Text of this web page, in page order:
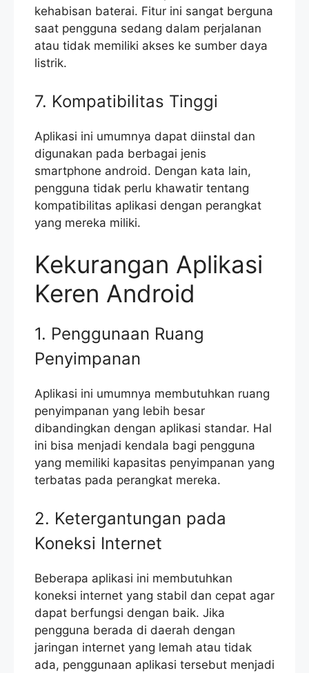
kehabisan baterai. Fitur ini sangat berguna
saat pengguna sedang dalam perjalanan
atau tidak memiliki akses ke sumber daya
listrik.
7. Kompatibilitas Tinggi
Aplikasi ini umumnya dapat diinstal dan
digunakan pada berbagai jenis
smartphone android. Dengan kata lain,
pengguna tidak perlu khawatir tentang
kompatibilitas aplikasi dengan perangkat
yang mereka miliki.
Kekurangan Aplikasi
Keren Android
1. Penggunaan Ruang
Penyimpanan
Aplikasi ini umumnya membutuhkan ruang
penyimpanan yang lebih besar
dibandingkan dengan aplikasi standar. Hal
ini bisa menjadi kendala bagi pengguna
yang memiliki kapasitas penyimpanan yang
terbatas pada perangkat mereka.
2. Ketergantungan pada
Koneksi Internet
Beberapa aplikasi ini membutuhkan
koneksi internet yang stabil dan cepat agar
dapat berfungsi dengan baik. Jika
pengguna berada di daerah dengan
jaringan internet yang lemah atau tidak
ada, penggunaan aplikasi tersebut menjadi